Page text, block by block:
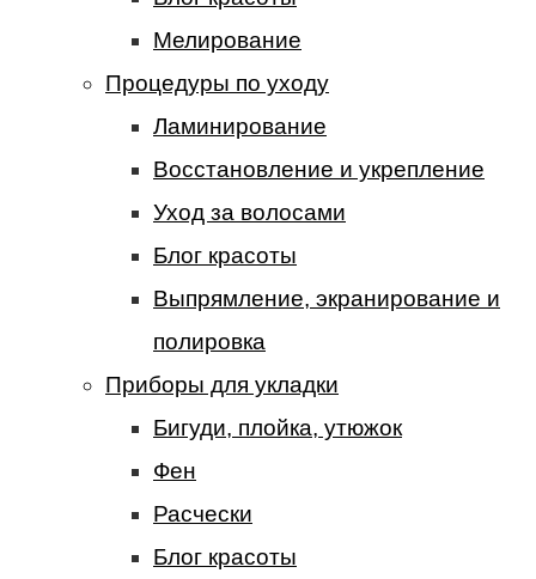
Мелирование
Процедуры по уходу
Ламинирование
Восстановление и укрепление
Уход за волосами
Блог красоты
Выпрямление, экранирование и
полировка
Приборы для укладки
Бигуди, плойка, утюжок
Фен
Расчески
Блог красоты